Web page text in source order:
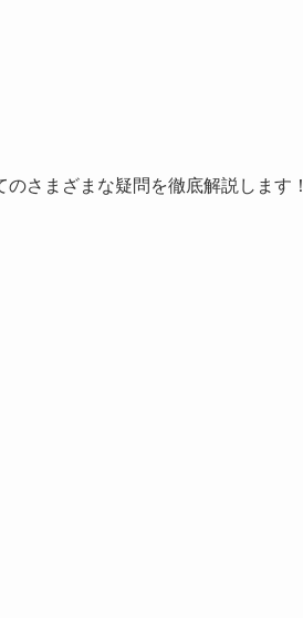
さまざまな疑問を徹底解説します！